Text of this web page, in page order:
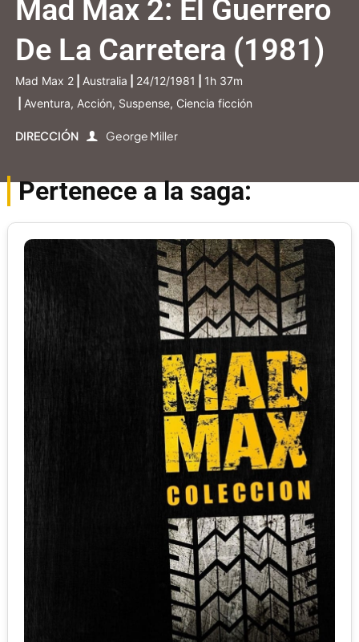
Mad Max 2: El Guerrero
De La Carretera (1981)
Mad Max 2 Australia 24/12/1981
1h 37m
Aventura, Acción, Suspense, Ciencia ficción
DIRECCIÓN George Miller
Pertenece a la saga: